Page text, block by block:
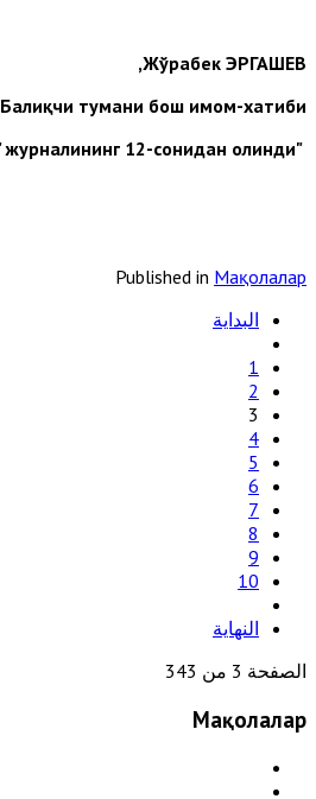
Жўрабек ЭРГАШЕВ,
Балиқчи тумани бош имом-хатиби
"Ҳидоят" журналининг 12-сонидан олинди
Published in Мақолалар
البداية
1
2
3
4
5
6
7
8
9
10
النهاية
الصفحة 3 من 343
Мақолалар